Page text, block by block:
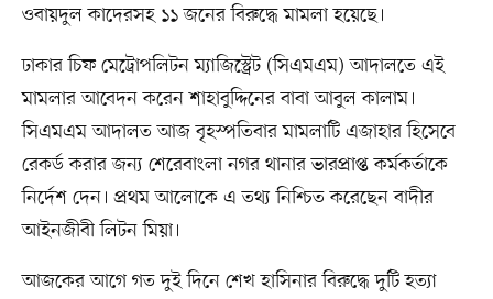
ওবায়দুল কাদেরসহ ১১ জনের বিরুদ্ধে মামলা হয়েছে।
ঢাকার চিফ মেট্রোপলিটন ম্যাজিস্ট্রেট (সিএমএম) আদালতে এই
মামলার আবেদন করেন শাহাবুদ্দিনের বাবা আবুল কালাম।
সিএমএম আদালত আজ বৃহস্পতিবার মামলাটি এজাহার হিসেবে
রেকর্ড করার জন্য শেরেবাংলা নগর থানার ভারপ্রাপ্ত কর্মকর্তাকে
নির্দেশ দেন। প্রথম আলোকে এ তথ্য নিশ্চিত করেছেন বাদীর
আইনজীবী লিটন মিয়া।
আজকের আগে গত দুই দিনে শেখ হাসিনার বিরুদ্ধে দুটি হত্যা